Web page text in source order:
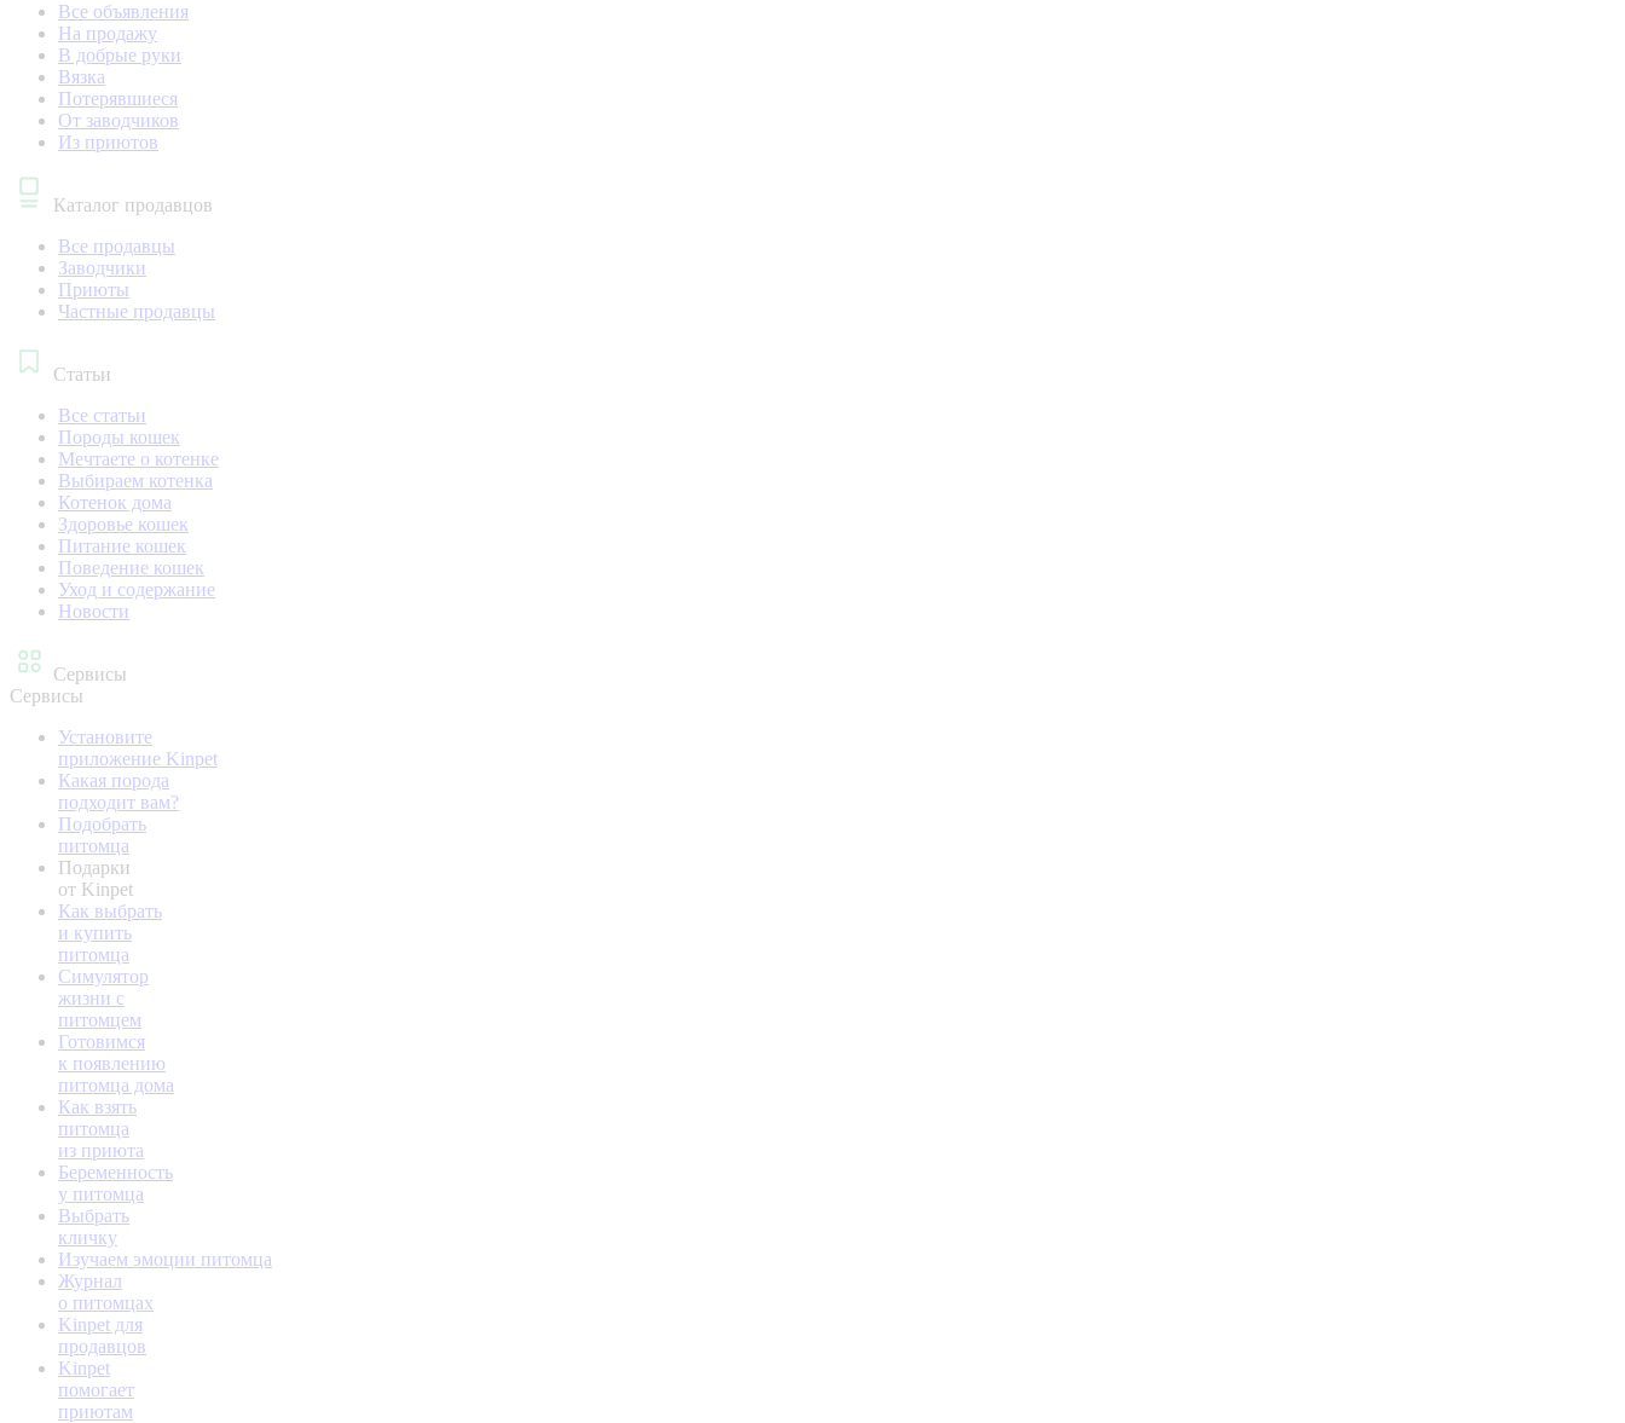
Все объявления
На продажу
В добрые руки
Вязка
Потерявшиеся
От заводчиков
Из приютов
Каталог продавцов
Все продавцы
Заводчики
Приюты
Частные продавцы
Статьи
Все статьи
Породы кошек
Мечтаете о котенке
Выбираем котенка
Котенок дома
Здоровье кошек
Питание кошек
Поведение кошек
Уход и содержание
Новости
Сервисы
Сервисы
Установите
приложение Kinpet
Какая порода
подходит вам?
Подобрать
питомца
Подарки
от Kinpet
Как выбрать
и купить
питомца
Симулятор
жизни с
питомцем
Готовимся
к появлению
питомца дома
Как взять
питомца
из приюта
Беременность
у питомца
Выбрать
кличку
Изучаем эмоции питомца
Журнал
о питомцах
Kinpet для
продавцов
Kinpet
помогает
приютам